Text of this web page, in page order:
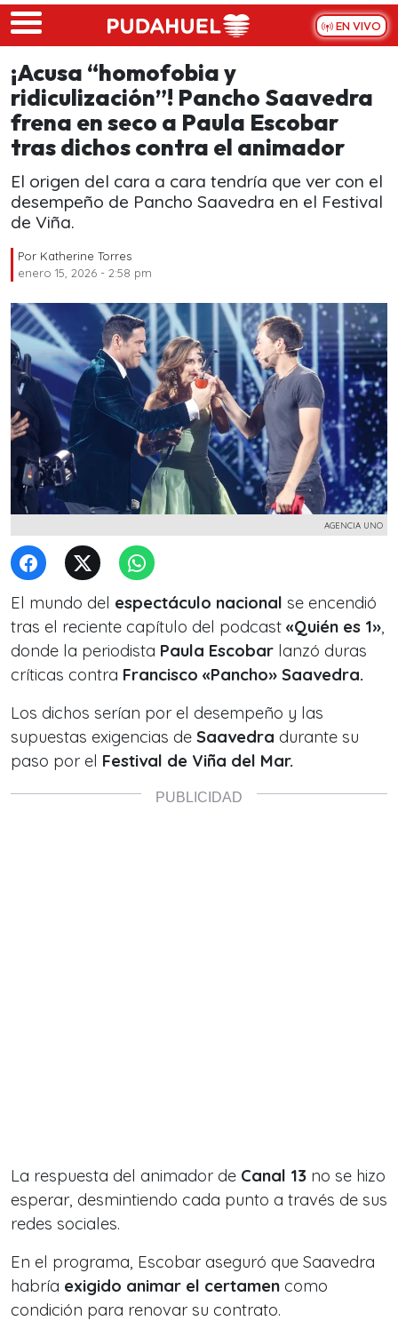
Skip to main content
EN VIVO
¡Acusa “homofobia y
ridiculización”! Pancho Saavedra
frena en seco a Paula Escobar
tras dichos contra el animador
El origen del cara a cara tendría que ver con el
desempeño de Pancho Saavedra en el Festival
de Viña.
Por Katherine Torres
enero 15, 2026 - 2:58 pm
AGENCIA UNO
El mundo del espectáculo nacional se encendió
tras el reciente capítulo del podcast «Quién es 1»,
donde la periodista Paula Escobar lanzó duras
críticas contra Francisco «Pancho» Saavedra.
Los dichos serían por el desempeño y las
supuestas exigencias de Saavedra durante su
paso por el Festival de Viña del Mar.
La respuesta del animador de Canal 13 no se hizo
esperar, desmintiendo cada punto a través de sus
redes sociales.
En el programa, Escobar aseguró que Saavedra
habría exigido animar el certamen como
condición para renovar su contrato.